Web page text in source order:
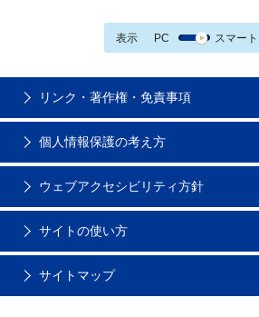
表示 PC スマー
リンク・著作権・免責事項
個人情報保護の考え方
ウェブアクセシビリティ方針
サイトの使い方
サイトマップ